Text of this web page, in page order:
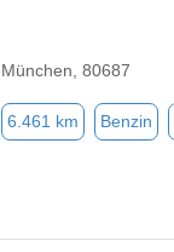
München, 80687
6.461 km Benzin